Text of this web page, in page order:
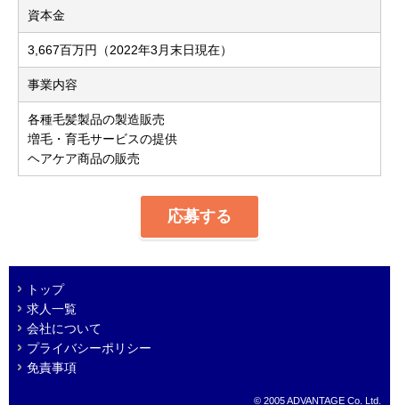
資本金
3,667百万円（2022年3月末日現在）
事業内容
各種毛髪製品の製造販売
増毛・育毛サービスの提供
ヘアケア商品の販売
応募する
トップ
求人一覧
会社について
プライバシーポリシー
免責事項
© 2005 ADVANTAGE Co. Ltd.